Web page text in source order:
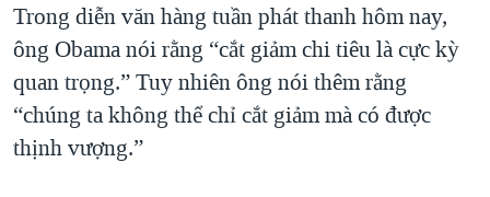
THƯỢNG ĐỈNH TRUMP-KIM TẠI VIỆT NAM
TRỊNH VĨNH BÌNH VS. CHÍNH PHỦ VIỆT NAM
NGƯ DÂN VIỆT VÀ LÀN SÓNG TRỘM HẢI SÂM
BÊN KIA QUỐC LỘ: TIẾNG VỌNG TỪ NÔNG THÔN MỸ
Trong diễn văn hàng tuần phát thanh hôm nay,
ông Obama nói rằng “cắt giảm chi tiêu là cực kỳ
quan trọng.” Tuy nhiên ông nói thêm rằng
“chúng ta không thể chỉ cắt giảm mà có được
thịnh vượng.”